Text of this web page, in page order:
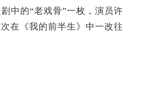
中的“老戏骨”一枚，演员许
在《我的前半生》中一改往